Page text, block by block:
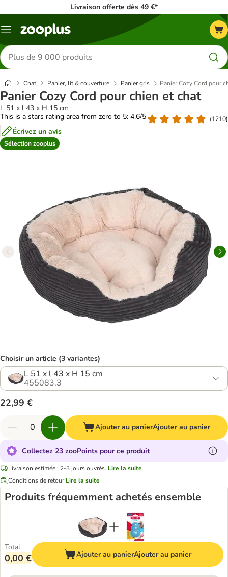
Livraison offerte dès 49 €*
Menu
Rechercher
des
produits
Chat Panier, lit & couverture Panier gris Panier Cozy Cord pour
Panier Cozy Cord pour chien et chat
L 51 x l 43 x H 15 cm
This is a stars rating area from zero to 5: 4.6/5
(1210)
Écrivez un avis
Sélection zooplus
Choisir un article (3 variantes)
L 51 x l 43 x H 15 cm
455083.3
22,99 €
Ajouter au panierAjouter au panier
Collectez 23 zooPoints pour ce produit
Livraison estimée : 2-3 jours ouvrés. Lire la suite
Conditions de retour Lire la suite
Produits fréquemment achetés ensemble
Total
0,00 € Ajouter au panierAjouter au panier